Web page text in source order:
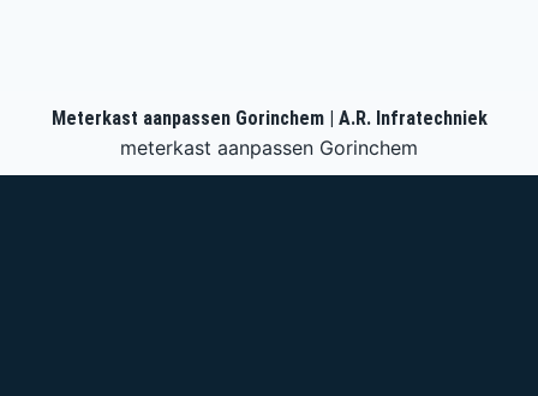
Meterkast aanpassen Gorinchem | A.R. Infratechniek
meterkast aanpassen Gorinchem